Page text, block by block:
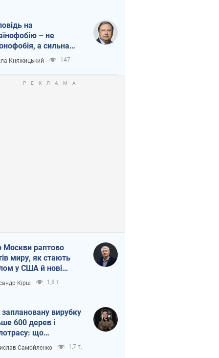
на
– не
а сильна
держава
Княжицький 147
Москви раптово
миру, як стають
у США й нові
топ-рейтинги
Кірш 1,8 т.
вирубку
600 дерев і
що
на Теремках
Самойленко 1,7 т.